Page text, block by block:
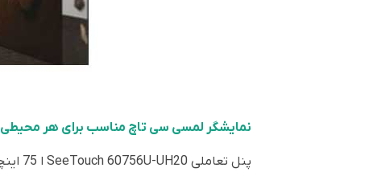
نمایشگر لمسی سی تاچ مناسب برای هر محیطی